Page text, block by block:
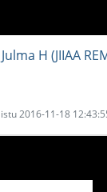
H (JIIAA
2016-11-18